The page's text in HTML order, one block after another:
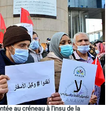
au créneau à l'insu de la